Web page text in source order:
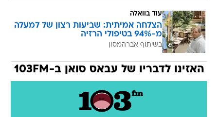
עוד בוואלה
הצלחה אמיתית: שביעות רצון של למעלה
מ-94% בטיפולי הרזיה
בשיתוף אברהמסון
האזינו לדבריו של עבאס סואן ב-103FM